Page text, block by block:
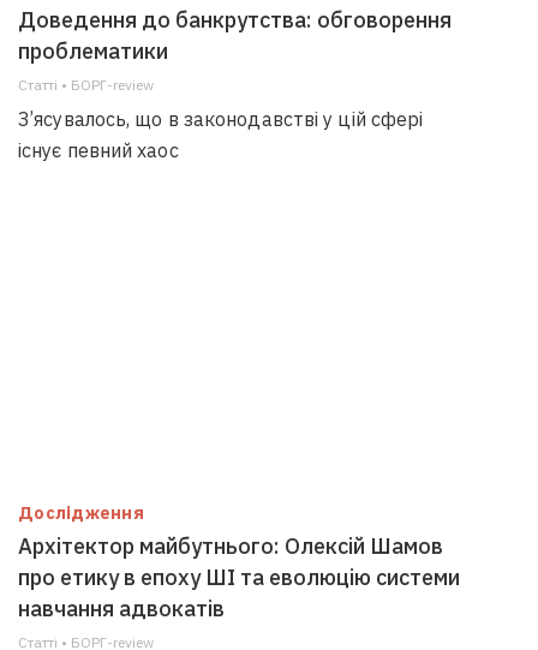
Доведення до банкрутства: обговорення
проблематики
Статті • БОРГ-review
З’ясувалось, що в законодавстві у цій сфері
існує певний хаос
Дослідження
Архітектор майбутнього: Олексій Шамов
про етику в епоху ШІ та еволюцію системи
навчання адвокатів
Статті • БОРГ-review